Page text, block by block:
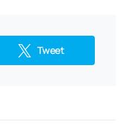
Tweet